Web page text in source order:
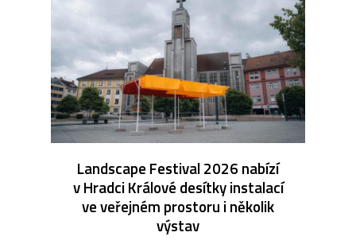
Landscape Festival 2026 nabízí
v Hradci Králové desítky instalací
ve veřejném prostoru i několik
výstav